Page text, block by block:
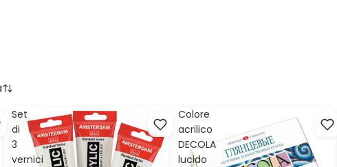
Set
di
3
vernici
Colore
acrilico
DECOLA
lucido